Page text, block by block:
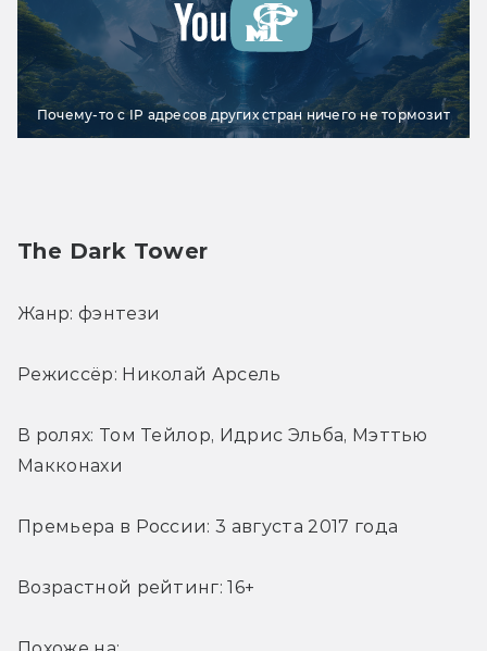
Почему-то с IP адресов других стран ничего не тормозит
The Dark Tower
Жанр: фэнтези
Режиссёр: Николай Арсель
В ролях: Том Тейлор, Идрис Эльба, Мэттью
Макконахи
Премьера в России: 3 августа 2017 года
Возрастной рейтинг: 16+